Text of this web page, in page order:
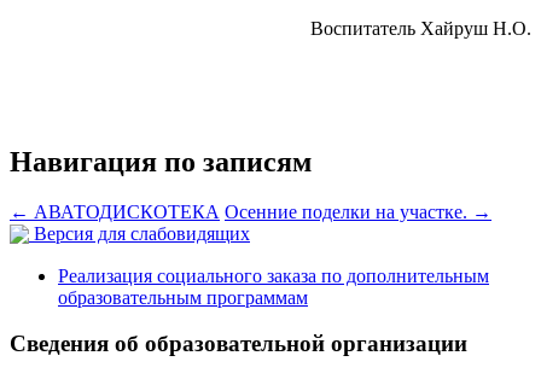
Воспитатель Хайруш Н.О.
Навигация по записям
← АВАТОДИСКОТЕКА Осенние поделки на участке. →
Версия для слабовидящих
Реализация социального заказа по дополнительным
образовательным программам
Сведения об образовательной организации